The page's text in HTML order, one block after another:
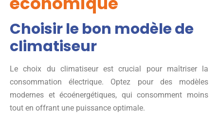
Choisir le bon modèle de
climatiseur
Le choix du climatiseur est crucial pour maîtriser la
consommation électrique. Optez pour des modèles
modernes et écoénergétiques, qui consomment moins
tout en offrant une puissance optimale.